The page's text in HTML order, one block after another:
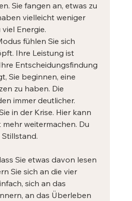
Sie fangen an, etwas zu
vielleicht weniger
Energie.
fühlen Sie sich
Ihre Leistung ist
Entscheidungsfindung
Sie beginnen, eine
zu haben. Die
immer deutlicher.
in der Krise. Hier kann
weitermachen. Du
Sie etwas davon lesen
Sie sich an die vier
sich an das
an das Überleben